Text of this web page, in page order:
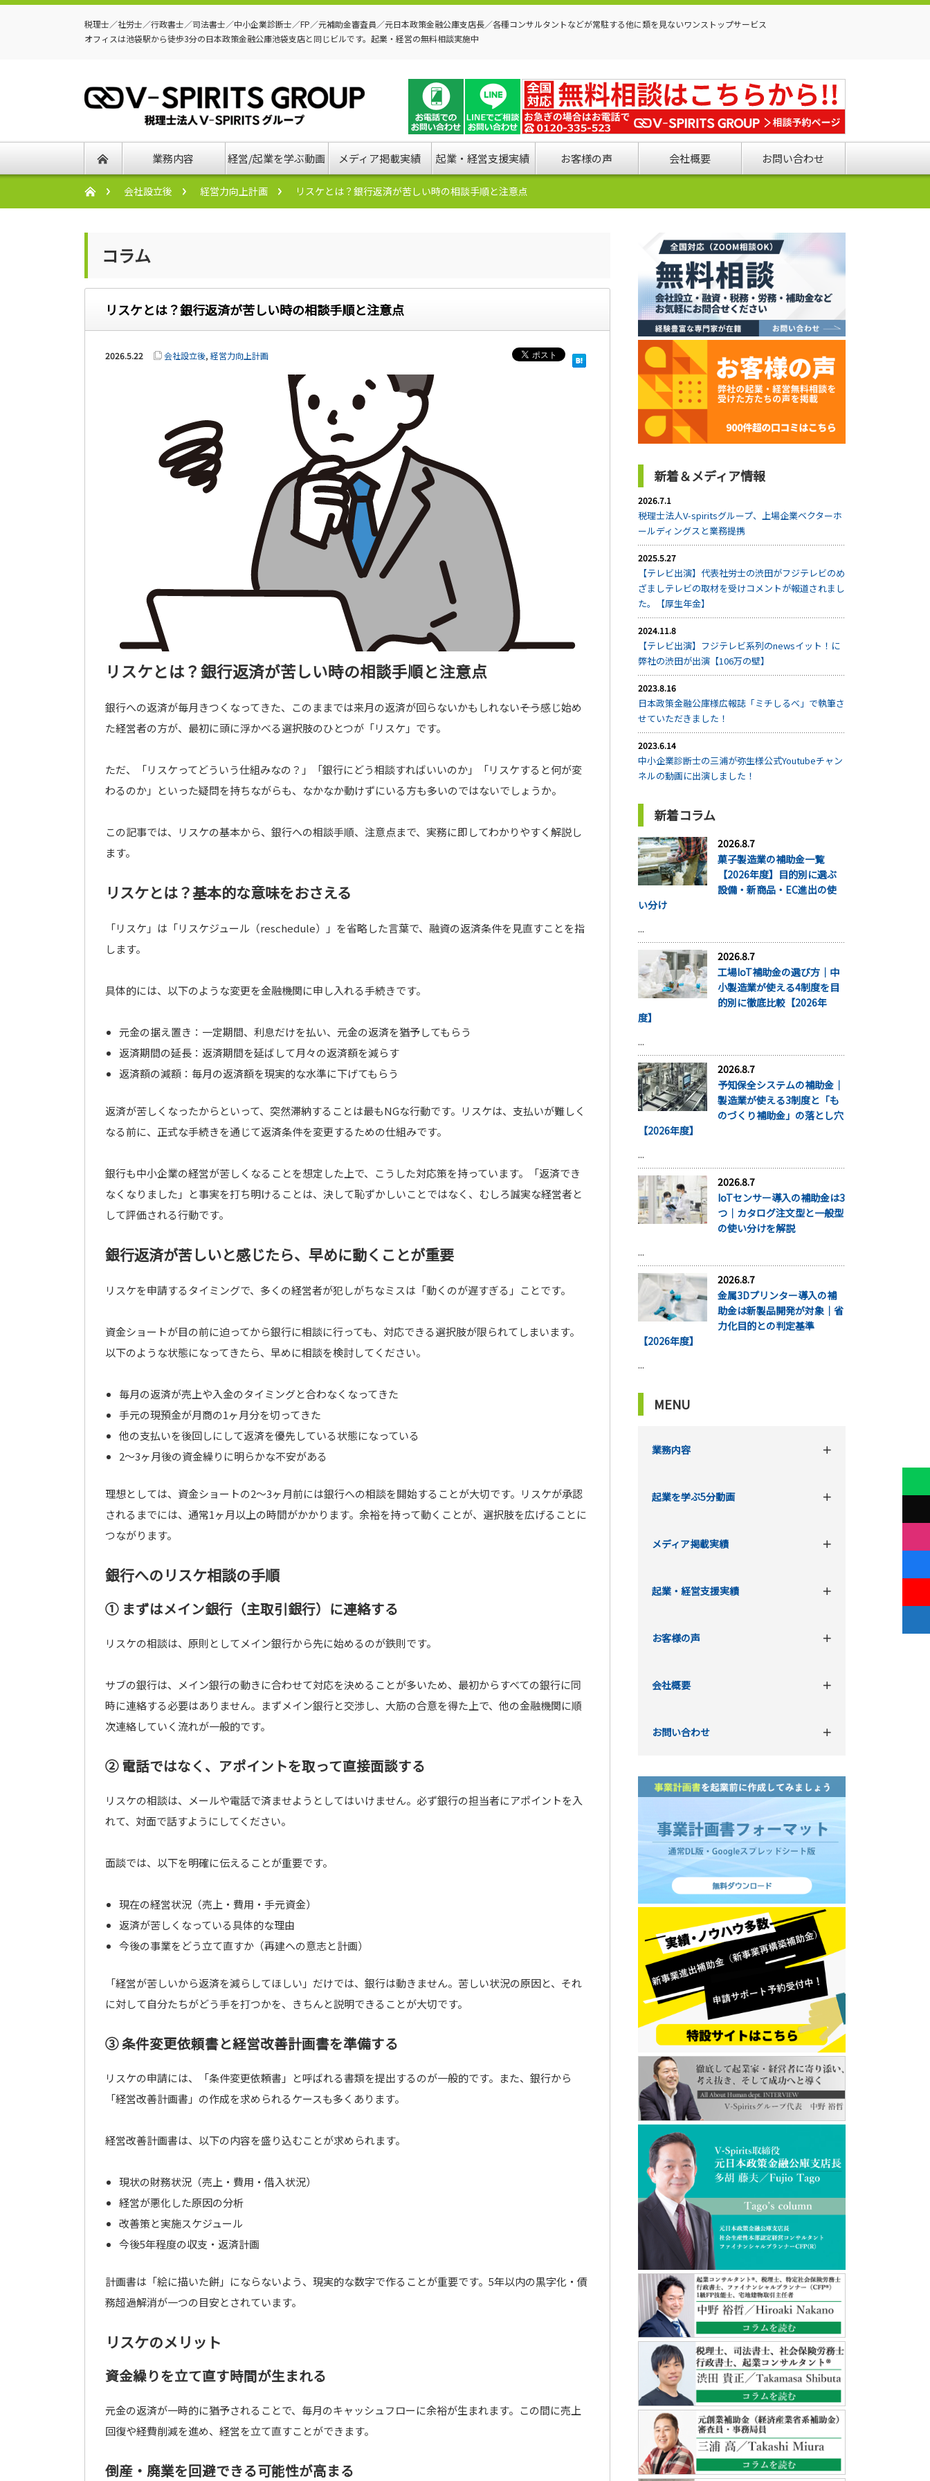
税理士／社労士／行政書士／司法書士／中小企業診断士／FP／元補助金審査員／元日本政策金融公庫支店長／各種コンサルタントなどが常駐する他に類を見ないワンストップサービス
オフィスは池袋駅から徒歩3分の日本政策金融公庫池袋支店と同じビルです。起業・経営の無料相談実施中
業務内容 経営/起業を学ぶ動画 メディア掲載実績 起業・経営支援実績 お客様の声 会社概要 お問い合わせ
会社設立後 経営力向上計画 リスケとは？銀行返済が苦しい時の相談手順と注意点
コラム
リスケとは？銀行返済が苦しい時の相談手順と注意点
2026.5.22 会社設立後, 経営力向上計画
リスケとは？銀行返済が苦しい時の相談手順と注意点
銀行への返済が毎月きつくなってきた、このままでは来月の返済が回らないかもしれない――そう感じ始め
た経営者の方が、最初に頭に浮かべる選択肢のひとつが「リスケ」です。
ただ、「リスケってどういう仕組みなの？」「銀行にどう相談すればいいのか」「リスケすると何が変
わるのか」といった疑問を持ちながらも、なかなか動けずにいる方も多いのではないでしょうか。
この記事では、リスケの基本から、銀行への相談手順、注意点まで、実務に即してわかりやすく解説し
ます。
リスケとは？基本的な意味をおさえる
「リスケ」は「リスケジュール（reschedule）」を省略した言葉で、融資の返済条件を見直すことを指
します。
具体的には、以下のような変更を金融機関に申し入れる手続きです。
元金の据え置き：一定期間、利息だけを払い、元金の返済を猶予してもらう
返済期間の延長：返済期間を延ばして月々の返済額を減らす
返済額の減額：毎月の返済額を現実的な水準に下げてもらう
返済が苦しくなったからといって、突然滞納することは最もNGな行動です。リスケは、支払いが難しく
なる前に、正式な手続きを通じて返済条件を変更するための仕組みです。
銀行も中小企業の経営が苦しくなることを想定した上で、こうした対応策を持っています。「返済でき
なくなりました」と事実を打ち明けることは、決して恥ずかしいことではなく、むしろ誠実な経営者と
して評価される行動です。
銀行返済が苦しいと感じたら、早めに動くことが重要
リスケを申請するタイミングで、多くの経営者が犯しがちなミスは「動くのが遅すぎる」ことです。
資金ショートが目の前に迫ってから銀行に相談に行っても、対応できる選択肢が限られてしまいます。
以下のような状態になってきたら、早めに相談を検討してください。
毎月の返済が売上や入金のタイミングと合わなくなってきた
手元の現預金が月商の1ヶ月分を切ってきた
他の支払いを後回しにして返済を優先している状態になっている
2〜3ヶ月後の資金繰りに明らかな不安がある
理想としては、資金ショートの2〜3ヶ月前には銀行への相談を開始することが大切です。リスケが承認
されるまでには、通常1ヶ月以上の時間がかかります。余裕を持って動くことが、選択肢を広げることに
つながります。
銀行へのリスケ相談の手順
① まずはメイン銀行（主取引銀行）に連絡する
リスケの相談は、原則としてメイン銀行から先に始めるのが鉄則です。
サブの銀行は、メイン銀行の動きに合わせて対応を決めることが多いため、最初からすべての銀行に同
時に連絡する必要はありません。まずメイン銀行と交渉し、大筋の合意を得た上で、他の金融機関に順
次連絡していく流れが一般的です。
② 電話ではなく、アポイントを取って直接面談する
リスケの相談は、メールや電話で済ませようとしてはいけません。必ず銀行の担当者にアポイントを入
れて、対面で話すようにしてください。
面談では、以下を明確に伝えることが重要です。
現在の経営状況（売上・費用・手元資金）
返済が苦しくなっている具体的な理由
今後の事業をどう立て直すか（再建への意志と計画）
「経営が苦しいから返済を減らしてほしい」だけでは、銀行は動きません。苦しい状況の原因と、それ
に対して自分たちがどう手を打つかを、きちんと説明できることが大切です。
③ 条件変更依頼書と経営改善計画書を準備する
リスケの申請には、「条件変更依頼書」と呼ばれる書類を提出するのが一般的です。また、銀行から
「経営改善計画書」の作成を求められるケースも多くあります。
経営改善計画書は、以下の内容を盛り込むことが求められます。
現状の財務状況（売上・費用・借入状況）
経営が悪化した原因の分析
改善策と実施スケジュール
今後5年程度の収支・返済計画
計画書は「絵に描いた餅」にならないよう、現実的な数字で作ることが重要です。5年以内の黒字化・債
務超過解消が一つの目安とされています。
リスケのメリット
資金繰りを立て直す時間が生まれる
元金の返済が一時的に猶予されることで、毎月のキャッシュフローに余裕が生まれます。この間に売上
回復や経費削減を進め、経営を立て直すことができます。
倒産・廃業を回避できる可能性が高まる
新着＆メディア情報
2026.7.1
税理士法人V-spiritsグループ、上場企業ベクターホ
ールディングスと業務提携
2025.5.27
【テレビ出演】代表社労士の渋田がフジテレビのめ
ざましテレビの取材を受けコメントが報道されまし
た。【厚生年金】
2024.11.8
【テレビ出演】フジテレビ系列のnewsイット！に
弊社の渋田が出演【106万の壁】
2023.8.16
日本政策金融公庫様広報誌「ミチしるべ」で執筆さ
せていただきました！
2023.6.14
中小企業診断士の三浦が弥生様公式Youtubeチャン
ネルの動画に出演しました！
新着コラム
2026.8.7
菓子製造業の補助金一覧
【2026年度】目的別に選ぶ
設備・新商品・EC進出の使
い分け
...
2026.8.7
工場IoT補助金の選び方｜中
小製造業が使える4制度を目
的別に徹底比較【2026年
度】
...
2026.8.7
予知保全システムの補助金｜
製造業が使える3制度と「も
のづくり補助金」の落とし穴
【2026年度】
...
2026.8.7
IoTセンサー導入の補助金は3
つ｜カタログ注文型と一般型
の使い分けを解説
...
2026.8.7
金属3Dプリンター導入の補
助金は新製品開発が対象｜省
力化目的との判定基準
【2026年度】
...
MENU
業務内容
起業を学ぶ5分動画
メディア掲載実績
起業・経営支援実績
お客様の声
会社概要
お問い合わせ